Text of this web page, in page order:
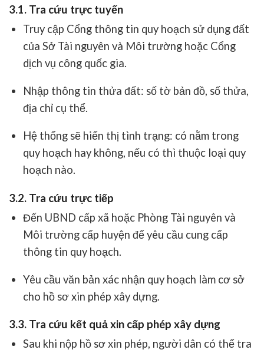
3.1. Tra cứu trực tuyến
Truy cập Cổng thông tin quy hoạch sử dụng đất
của Sở Tài nguyên và Môi trường hoặc Cổng
dịch vụ công quốc gia.
Nhập thông tin thửa đất: số tờ bản đồ, số thửa,
địa chỉ cụ thể.
Hệ thống sẽ hiển thị tình trạng: có nằm trong
quy hoạch hay không, nếu có thì thuộc loại quy
hoạch nào.
3.2. Tra cứu trực tiếp
Đến UBND cấp xã hoặc Phòng Tài nguyên và
Môi trường cấp huyện để yêu cầu cung cấp
thông tin quy hoạch.
Yêu cầu văn bản xác nhận quy hoạch làm cơ sở
cho hồ sơ xin phép xây dựng.
3.3. Tra cứu kết quả xin cấp phép xây dựng
Sau khi nộp hồ sơ xin phép, người dân có thể tra